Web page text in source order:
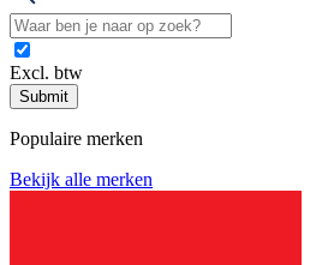
Excl. btw
Submit
Populaire merken
Bekijk alle merken